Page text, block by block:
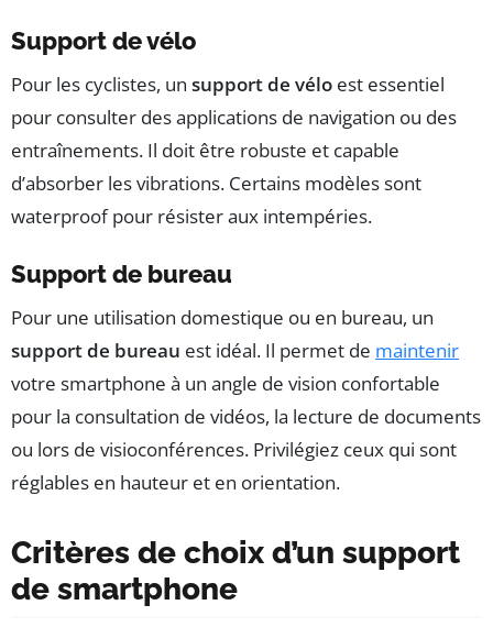
Support de vélo
Pour les cyclistes, un support de vélo est essentiel
pour consulter des applications de navigation ou des
entraînements. Il doit être robuste et capable
d’absorber les vibrations. Certains modèles sont
waterproof pour résister aux intempéries.
Support de bureau
Pour une utilisation domestique ou en bureau, un
support de bureau est idéal. Il permet de maintenir
votre smartphone à un angle de vision confortable
pour la consultation de vidéos, la lecture de documents
ou lors de visioconférences. Privilégiez ceux qui sont
réglables en hauteur et en orientation.
Critères de choix d’un support
de smartphone